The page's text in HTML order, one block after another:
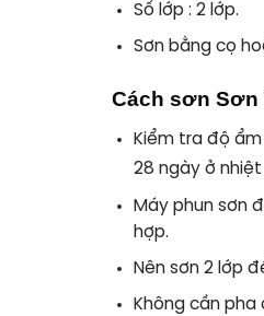
Số lớp : 2 lớp.
Sơn bằng cọ
Cách sơn Sơn
Kiểm tra độ
28 ngày ở
Máy phun sơn
hợp.
Nên sơn 2 lớp
Không cần pha